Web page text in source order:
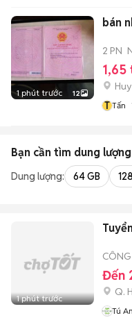
1 phút trước 12
bán
2 PN
1,65
T Tấn
Bạn cần tìm dung lượng
Dung lượng: 64 GB
1 phút trước
Đến
Q.
Tú